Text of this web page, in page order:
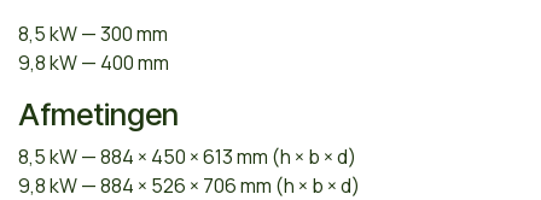
8,5 kW — 300 mm
9,8 kW — 400 mm
Afmetingen
8,5 kW — 884 × 450 × 613 mm (h × b × d)
9,8 kW — 884 × 526 × 706 mm (h × b × d)